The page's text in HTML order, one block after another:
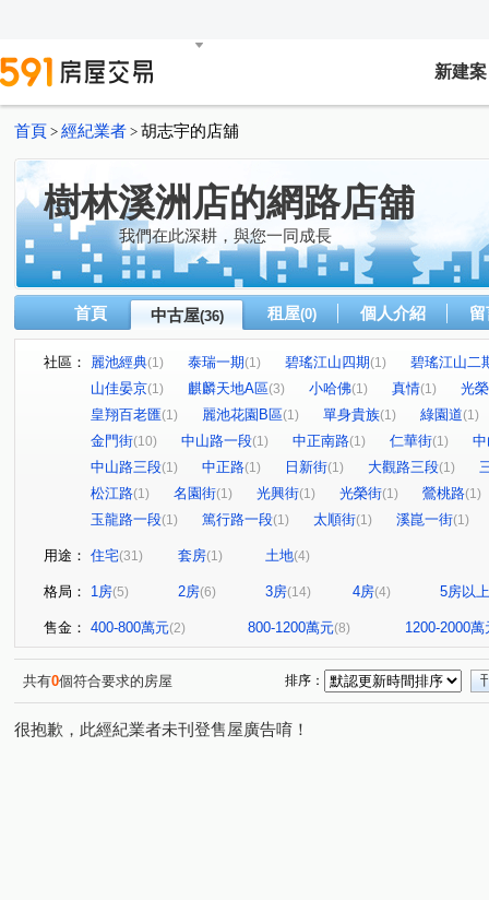
新建案
首頁 > 經紀業者 > 胡志宇的店舖
樹林溪洲店的網路店舖
我們在此深耕，與您一同成長
首頁 中古屋(36) 租屋(0) 個人介紹
社區： 麗池經典(1) 泰瑞一期(1) 碧瑤江山四期(1)
碧瑤江山二
山佳晏京(1) 麒麟天地A區(3) 小哈佛(1) 真情(1)
光
皇翔百老匯(1) 麗池花園B區(1) 單身貴族(1) 綠園道(1)
金門街(10) 中山路一段(1) 中正南路(1) 仁華街(1)
中山路三段(1) 中正路(1) 日新街(1) 大觀路三段(1)
松江路(1) 名園街(1) 光興街(1) 光榮街(1) 鶯桃路(1)
玉龍路一段(1) 篤行路一段(1) 太順街(1) 溪崑一街(1)
用途： 住宅(31) 套房(1) 土地(4)
格局： 1房(5) 2房(6) 3房(14) 4房(4) 5房以上
售金： 400-800萬元(2) 800-1200萬元(8) 1200-2000萬
共有0個符合要求的房屋 排序：
很抱歉，此經紀業者未刊登售屋廣告唷！